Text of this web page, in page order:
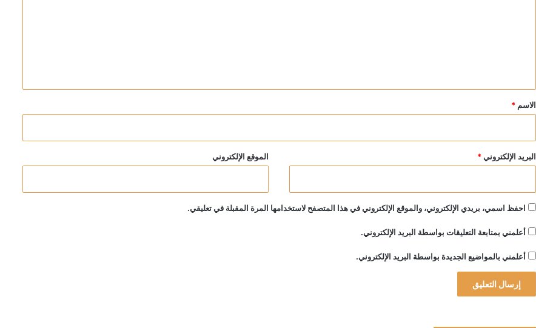
*
الاسم *
البريد الإلكتروني * الموقع الإلكتروني
احفظ اسمي، بريدي الإلكتروني، والموقع الإلكتروني في هذا المتصفح لاستخدامها المرة المقبلة في تعليقي.
أعلمني بمتابعة التعليقات بواسطة البريد الإلكتروني.
أعلمني بالمواضيع الجديدة بواسطة البريد الإلكتروني.